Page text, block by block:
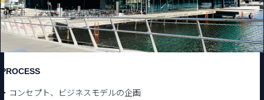
PROCESS
・コンセプト、ビジネスモデルの企画